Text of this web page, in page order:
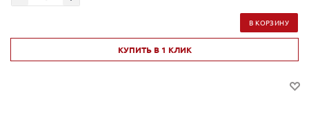
В КОРЗИНУ
КУПИТЬ В 1 КЛИК